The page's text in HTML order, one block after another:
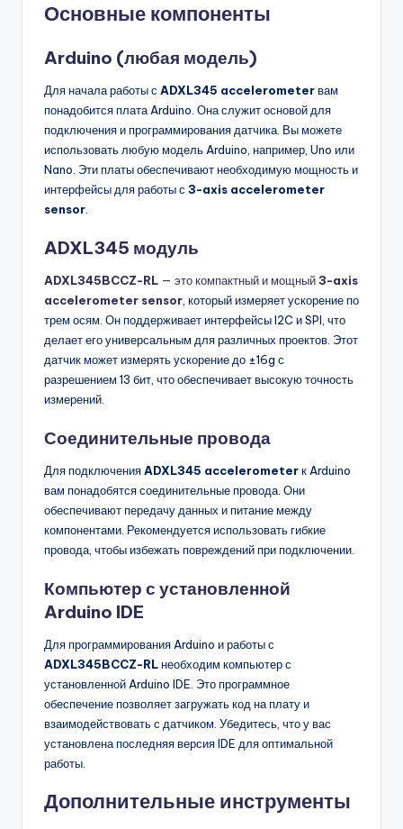
Основные компоненты
Arduino (любая модель)
Для начала работы с ADXL345 accelerometerвам
понадобится плата Arduino. Она служит основой для
подключения и программирования датчика. Вы можете
использовать любую модель Arduino, например, Uno или
Nano. Эти платы обеспечивают необходимую мощность и
интерфейсы для работы с 3-axis accelerometer
sensor
ADXL345 модуль
ADXL345BCCZ-RL — это компактный и мощный3-axis
accelerometer sensor , который измеряет ускорение по
трем осям. Он поддерживает интерфейсы I2C и SPI, что
делает его универсальным для различных проектов. Этот
датчик может измерять ускорение до ±16g с
разрешением 13 бит, что обеспечивает высокую точность
измерений.
Соединительные провода
Для подключенияADXL345 accelerometerк Arduino
вам понадобятся соединительные провода. Они
обеспечивают передачу данных и питание между
компонентами. Рекомендуется использовать гибкие
провода, чтобы избежать повреждений при подключении.
Компьютер с установленной
Arduino IDE
Для программирования Arduino и работы с
ADXL345BCCZ-RLнеобходим компьютер с
установленной Arduino IDE. Это программное
обеспечение позволяет загружать код на плату и
взаимодействовать с датчиком. Убедитесь, что у вас
установлена последняя версия IDE для оптимальной
работы.
Дополнительные инструменты